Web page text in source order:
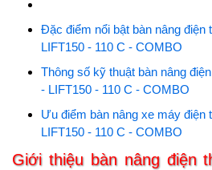
Đặc điểm nổi bật bàn nâng
LIFT150 - 110 C - COMBO
Thông số kỹ thuật bàn nâng
- LIFT150 - 110 C - COMBO
Ưu điểm bàn nâng xe máy
LIFT150 - 110 C - COMBO
Giới thiệu bàn nâng điện